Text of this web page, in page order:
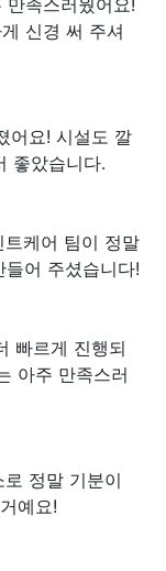
신경 써 주셔
어요! 시설도 깔
좋았습니다.
케어 팀이 정말
어 주셨습니다!
빠르게 진행되
아주 만족스러
정말 기분이
예요!